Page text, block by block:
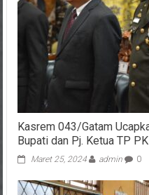
Kasrem 043/Gatam
Bupati dan Pj. Ketua TP
Maret 25, 2024 admin 0